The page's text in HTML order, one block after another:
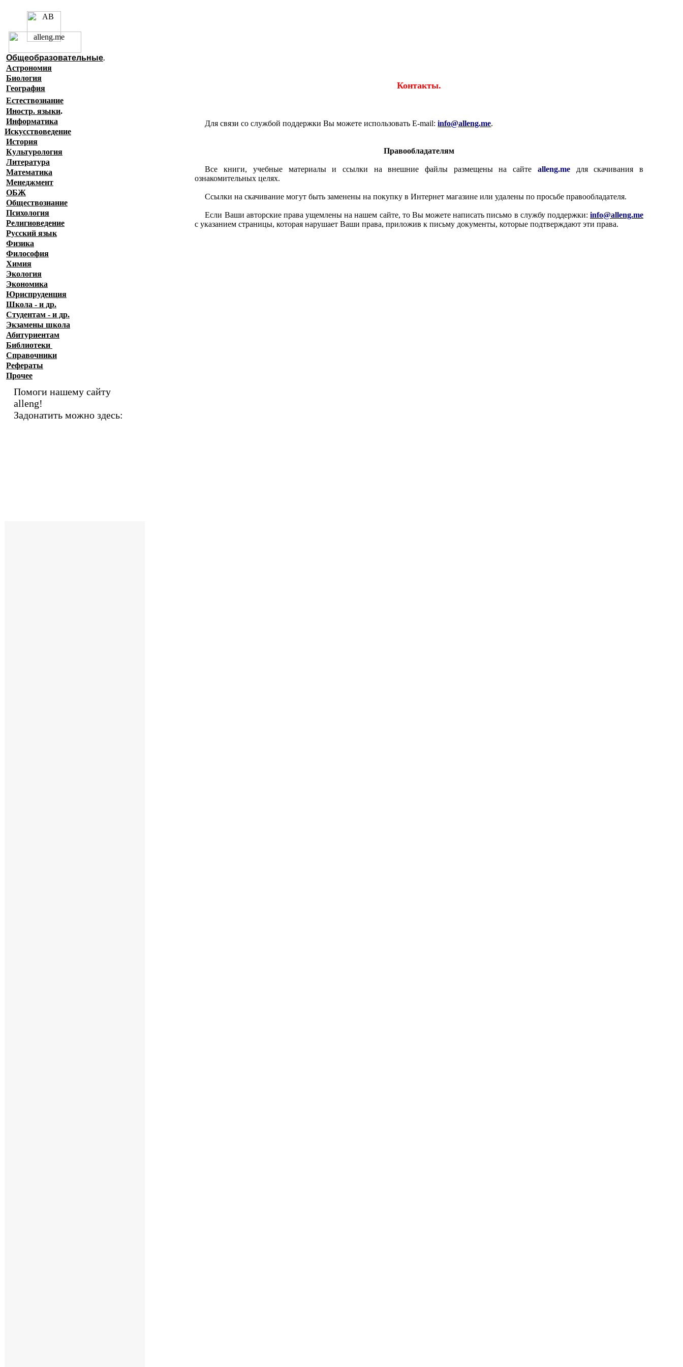
Контакты.
Для связи со службой поддержки Вы можете использовать E-mail:info@alleng.me.
Правообладателям
Все книги, учебные материалы и ссылки на внешние файлы размещены на сайте alleng.meдля скачивания в
ознакомительных целях.
Ссылки на скачивание могут быть заменены на покупку в Интернет магазине или удалены по просьбе правообладателя.
Если Ваши авторские права ущемлены на нашем сайте, то Вы можете написать письмо в службу поддержки: info@alleng.me
с указанием страницы, которая нарушает Ваши права, приложив к письму документы, которые подтверждают эти права.
Общеобразовательные.
Астрономия
Биология
География
Естествознание
Иностр. языки.
Информатика
Искусствоведение
История
Культурология
Литература
Математика
Менеджмент
ОБЖ
Обществознание
Психология
Религиоведение
Русский язык
Физика
Философия
Химия
Экология
Экономика
Юриспруденция
Школа - и др.
Студентам - и др.
Экзамены школа
Абитуриентам
Библиотеки
Справочники
Рефераты
Прочее
Помоги нашему сайту
alleng!
Задонатить можно здесь: